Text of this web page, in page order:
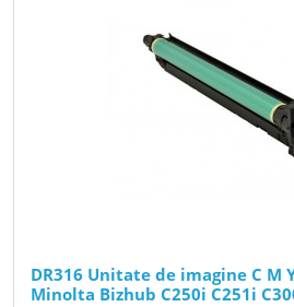
DR316 Unitate de imagine C M
Minolta Bizhub C250i C251i